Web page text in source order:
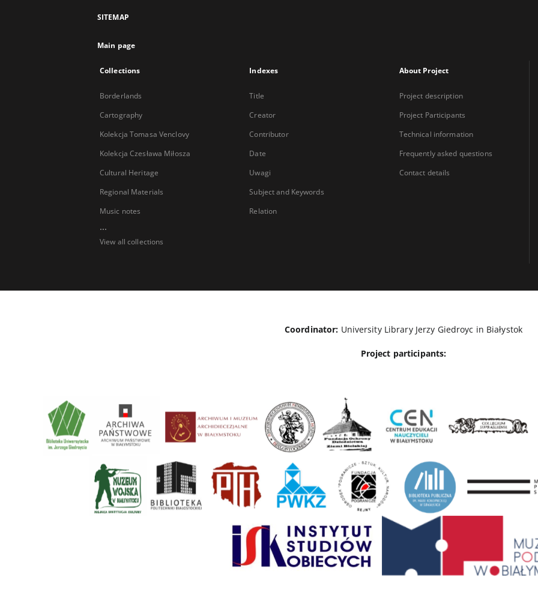
SITEMAP
Main page
Collections
Borderlands
Cartography
Kolekcja Tomasa Venclovy
Kolekcja Czesława Miłosza
Cultural Heritage
Regional Materials
Music notes
...
View all collections
Indexes
Title
Creator
Contributor
Date
Uwagi
Subject and Keywords
Relation
About Project
Project description
Project Participants
Technical information
Frequently asked questions
Contact details
Coordinator: University Library Jerzy Giedroyc in Białystok
Project participants: